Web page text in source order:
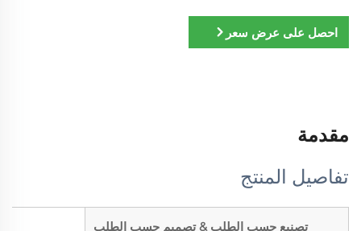
احصل على عرض سعر
مقدمة
تفاصيل المنتج
تصنيع حسب الطلب & تصميم حسب الطلب